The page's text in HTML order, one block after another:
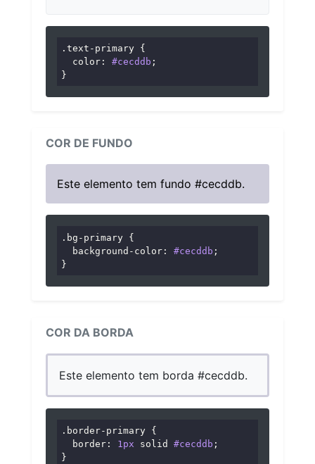
.text-primary {
color : #cecddb ;
}
COR DE FUNDO
Este elemento tem fundo #cecddb.
.bg-primary {
background-color : #cecddb ;
}
COR DA BORDA
Este elemento tem borda #cecddb.
.border-primary {
border : 1px solid #cecddb ;
}